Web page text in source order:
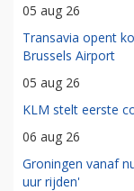
05 aug 26
Transavia opent
Brussels Airport
05 aug 26
KLM stelt eerste
06 aug 26
Groningen vanaf
uur rijden'